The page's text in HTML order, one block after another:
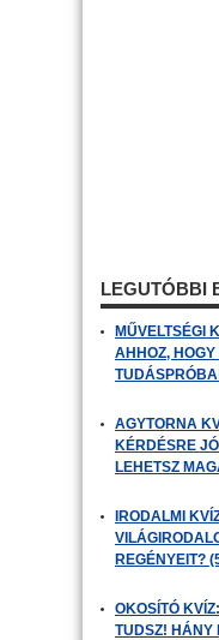
LEGUTÓBBI
MŰVELTSÉGI
AHHOZ,
AGYTORNA
KÉRDÉSRE
LEHETSZ
IRODALMI
REGÉNYEIT?
OKOSÍTÓ
TUDSZ! HÁNY